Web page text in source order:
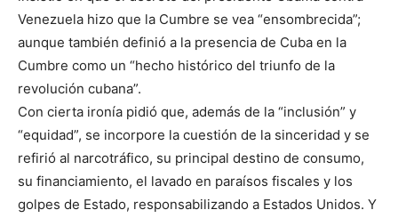
Venezuela hizo que la Cumbre se vea “ensombrecida”;
aunque también definió a la presencia de Cuba en la
Cumbre como un “hecho histórico del triunfo de la
revolución cubana”.
Con cierta ironía pidió que, además de la “inclusión” y
“equidad”, se incorpore la cuestión de la sinceridad y se
refirió al narcotráfico, su principal destino de consumo,
su financiamiento, el lavado en paraísos fiscales y los
golpes de Estado, responsabilizando a Estados Unidos. Y